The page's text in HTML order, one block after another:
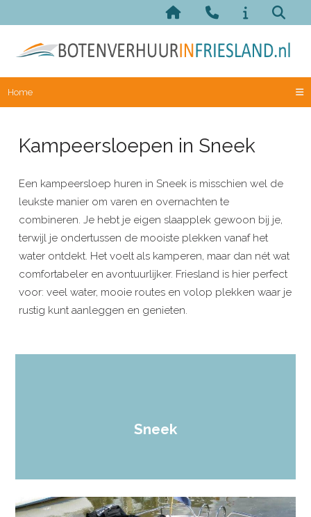
Home
Kampeersloepen in Sneek
Een kampeersloep huren in Sneek is misschien wel de
leukste manier om varen en overnachten te
combineren. Je hebt je eigen slaapplek gewoon bij je,
terwijl je ondertussen de mooiste plekken vanaf het
water ontdekt. Het voelt als kamperen, maar dan nét wat
comfortabeler en avontuurlijker. Friesland is hier perfect
voor: veel water, mooie routes en volop plekken waar je
rustig kunt aanleggen en genieten.
Sneek